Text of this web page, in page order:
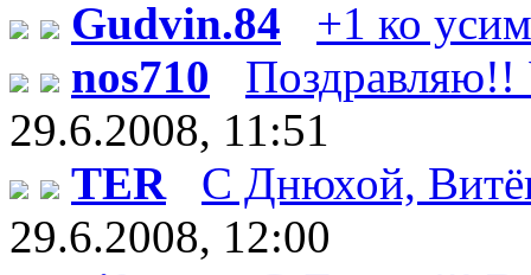
Gudvin.84
+1 ко усим
nos710
Поздравляю!!
29.6.2008, 11:51
TER
С Днюхой,
29.6.2008, 12:00